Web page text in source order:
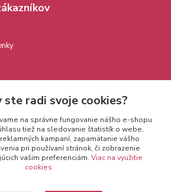
ste radi svoje cookies?
na správne fungovanie nášho e-shopu
tiež na sledovanie štatistík o webe,
kampaní, zapamätanie vášho
pri používaní stránok, či zobrazenie
vašim preferenciám. Viac na využitie
cookies